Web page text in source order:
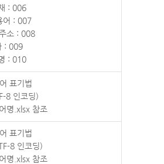
: 006
어 : 007
소 : 008
: 009
: 010
표기법
8 인코딩)
명.xlsx 참조
표기법
8 인코딩)
명.xlsx 참조